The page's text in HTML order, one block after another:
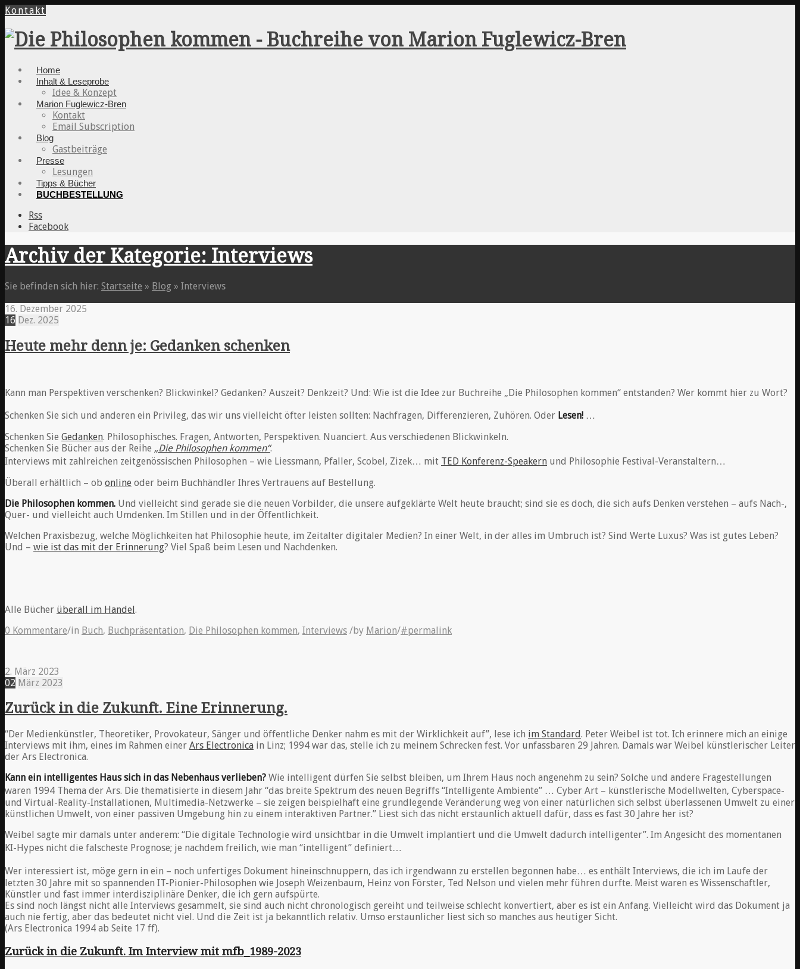
Kontakt
Home
Inhalt & Leseprobe
Idee & Konzept
Marion Fuglewicz-Bren
Kontakt
Email Subscription
Blog
Gastbeiträge
Presse
Lesungen
Tipps & Bücher
BUCHBESTELLUNG
Rss
Facebook
Archiv der Kategorie: Interviews
Sie befinden sich hier: Startseite » Blog » Interviews
16. Dezember 2025
16 Dez. 2025
Heute mehr denn je: Gedanken schenken
Kann man Perspektiven verschenken? Blickwinkel? Gedanken? Auszeit? Denkzeit? Und: Wie ist die Idee zur Buchreihe „Die Philosophen kommen“ entstanden? Wer kommt hier zu Wort?
Schenken Sie sich und anderen ein Privileg, das wir uns vielleicht öfter leisten sollten: Nachfragen, Differenzieren, Zuhören. Oder Lesen! …
Schenken Sie Gedanken. Philosophisches. Fragen, Antworten, Perspektiven. Nuanciert. Aus verschiedenen Blickwinkeln.
Schenken Sie Bücher aus der Reihe „Die Philosophen kommen“.
Interviews mit zahlreichen zeitgenössischen Philosophen – wie Liessmann, Pfaller, Scobel, Zizek… mit TED Konferenz-Speakern und Philosophie Festival-Veranstaltern…
Überall erhältlich – ob online oder beim Buchhändler Ihres Vertrauens auf Bestellung.
Die Philosophen kommen. Und vielleicht sind gerade sie die neuen Vorbilder, die unsere aufgeklärte Welt heute braucht; sind sie es doch, die sich aufs Denken verstehen – aufs Nach-,
Quer- und vielleicht auch Umdenken. Im Stillen und in der Öffentlichkeit.
Welchen Praxisbezug, welche Möglichkeiten hat Philosophie heute, im Zeitalter digitaler Medien? In einer Welt, in der alles im Umbruch ist? Sind Werte Luxus? Was ist gutes Leben?
Und – wie ist das mit der Erinnerung? Viel Spaß beim Lesen und Nachdenken.
Alle Bücher überall im Handel.
0 Kommentare/in Buch, Buchpräsentation, Die Philosophen kommen, Interviews /by Marion/#permalink
2. März 2023
02 März 2023
Zurück in die Zukunft. Eine Erinnerung.
“Der Medienkünstler, Theoretiker, Provokateur, Sänger und öffentliche Denker nahm es mit der Wirklichkeit auf”, lese ich im Standard. Peter Weibel ist tot. Ich erinnere mich an einige
Interviews mit ihm, eines im Rahmen einer Ars Electronica in Linz; 1994 war das, stelle ich zu meinem Schrecken fest. Vor unfassbaren 29 Jahren. Damals war Weibel künstlerischer Leiter
der Ars Electronica.
Kann ein intelligentes Haus sich in das Nebenhaus verlieben? Wie intelligent dürfen Sie selbst bleiben, um Ihrem Haus noch angenehm zu sein? Solche und andere Fragestellungen
waren 1994 Thema der Ars. Die thematisierte in diesem Jahr “das breite Spektrum des neuen Begriffs “Intelligente Ambiente” … Cyber Art – künstlerische Modellwelten, Cyberspace-
und Virtual-Reality-Installationen, Multimedia-Netzwerke – sie zeigen beispielhaft eine grundlegende Veränderung weg von einer natürlichen sich selbst überlassenen Umwelt zu einer
künstlichen Umwelt, von einer passiven Umgebung hin zu einem interaktiven Partner.” Liest sich das nicht erstaunlich aktuell dafür, dass es fast 30 Jahre her ist?
Weibel sagte mir damals unter anderem: “Die digitale Technologie wird unsichtbar in die Umwelt implantiert und die Umwelt dadurch intelligenter”. Im Angesicht des momentanen
KI-Hypes nicht die falscheste Prognose; je nachdem freilich, wie man “intelligent” definiert…
Wer interessiert ist, möge gern in ein – noch unfertiges Dokument hineinschnuppern, das ich irgendwann zu erstellen begonnen habe… es enthält Interviews, die ich im Laufe der
letzten 30 Jahre mit so spannenden IT-Pionier-Philosophen wie Joseph Weizenbaum, Heinz von Förster, Ted Nelson und vielen mehr führen durfte. Meist waren es Wissenschaftler,
Künstler und fast immer interdisziplinäre Denker, die ich gern aufspürte.
Es sind noch längst nicht alle Interviews gesammelt, sie sind auch nicht chronologisch gereiht und teilweise schlecht konvertiert, aber es ist ein Anfang. Vielleicht wird das Dokument ja
auch nie fertig, aber das bedeutet nicht viel. Und die Zeit ist ja bekanntlich relativ. Umso erstaunlicher liest sich so manches aus heutiger Sicht.
(Ars Electronica 1994 ab Seite 17 ff).
Zurück in die Zukunft. Im Interview mit mfb_1989-2023